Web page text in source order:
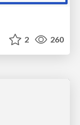
2 260